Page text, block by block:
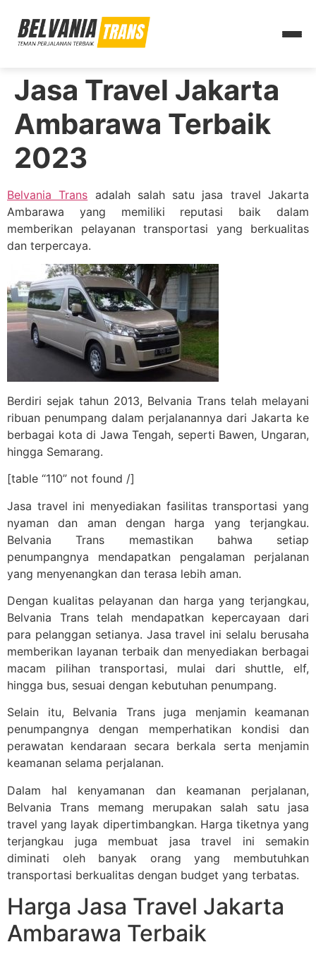
Jasa Travel Jakarta
Ambarawa Terbaik
2023
Belvania Trans adalah salah satu jasa travel Jakarta
Ambarawa yang memiliki reputasi baik dalam
memberikan pelayanan transportasi yang berkualitas
dan terpercaya.
Berdiri sejak tahun 2013, Belvania Trans telah melayani
ribuan penumpang dalam perjalanannya dari Jakarta ke
berbagai kota di Jawa Tengah, seperti Bawen, Ungaran,
hingga Semarang.
[table “110” not found /]
Jasa travel ini menyediakan fasilitas transportasi yang
nyaman dan aman dengan harga yang terjangkau.
Belvania Trans memastikan bahwa setiap
penumpangnya mendapatkan pengalaman perjalanan
yang menyenangkan dan terasa lebih aman.
Dengan kualitas pelayanan dan harga yang terjangkau,
Belvania Trans telah mendapatkan kepercayaan dari
para pelanggan setianya. Jasa travel ini selalu berusaha
memberikan layanan terbaik dan menyediakan berbagai
macam pilihan transportasi, mulai dari shuttle, elf,
hingga bus, sesuai dengan kebutuhan penumpang.
Selain itu, Belvania Trans juga menjamin keamanan
penumpangnya dengan memperhatikan kondisi dan
perawatan kendaraan secara berkala serta menjamin
keamanan selama perjalanan.
Dalam hal kenyamanan dan keamanan perjalanan,
Belvania Trans memang merupakan salah satu jasa
travel yang layak dipertimbangkan. Harga tiketnya yang
terjangkau juga membuat jasa travel ini semakin
diminati oleh banyak orang yang membutuhkan
transportasi berkualitas dengan budget yang terbatas.
Harga Jasa Travel Jakarta
Ambarawa Terbaik